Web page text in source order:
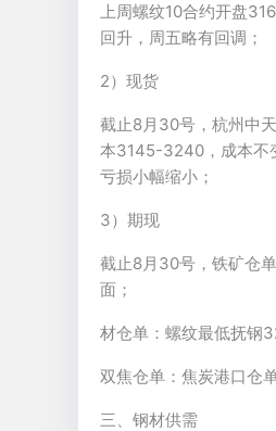
上周螺纹10合约开盘
回升，周五略有回调；
2）现货
截止8月30号，杭州中
本3145-3240，成本不
亏损小幅缩小；
3）期现
截止8月30号，铁矿仓
面；
材仓单：螺纹最低抚钢
双焦仓单：焦炭港口仓
三、钢材供需